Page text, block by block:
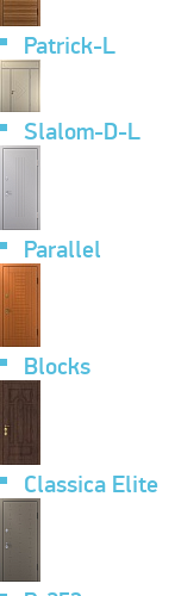
Patrick-L
Slalom-D-L
Parallel
Blocks
Classica Elite